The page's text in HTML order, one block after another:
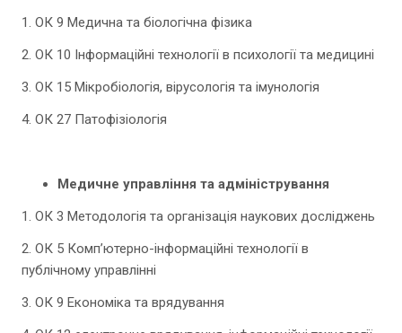
1. ОК 9 Медична та біологічна фізика
2. ОК 10 Інформаційні технології в психології та медицині
3. ОК 15 Мікробіологія, вірусологія та імунологія
4. ОК 27 Патофізіологія
Медичне управління та адміністрування
1. ОК 3 Методологія та організація наукових досліджень
2. ОК 5 Комп’ютерно-інформаційні технології в
публічному управлінні
3. ОК 9 Економіка та врядування